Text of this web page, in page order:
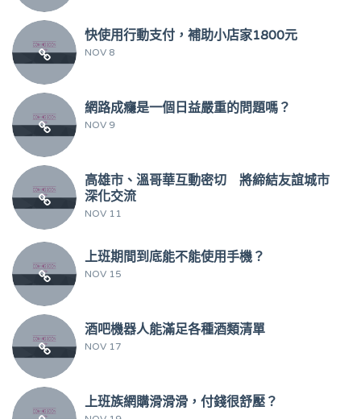
快使用行動支付，補助小店家1800元
NOV 8
網路成癮是一個日益嚴重的問題嗎？
NOV 9
高雄市、溫哥華互動密切 將締結友誼城市
深化交流
NOV 11
上班期間到底能不能使用手機？
NOV 15
酒吧機器人能滿足各種酒類清單
NOV 17
上班族網購滑滑滑，付錢很舒壓？